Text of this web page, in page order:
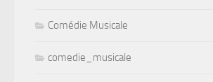
Comédie Musicale
comedie_musicale